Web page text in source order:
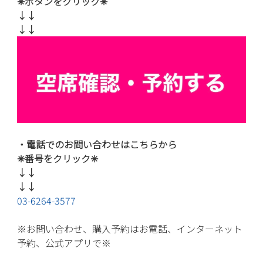
↓↓
↓↓
・電話でのお問い合わせはこちらから
✳︎番号をクリック✳︎
↓↓
↓↓
03-6264-3577
※お問い合わせ、購入予約はお電話、インターネット
予約、 公式アプリで※